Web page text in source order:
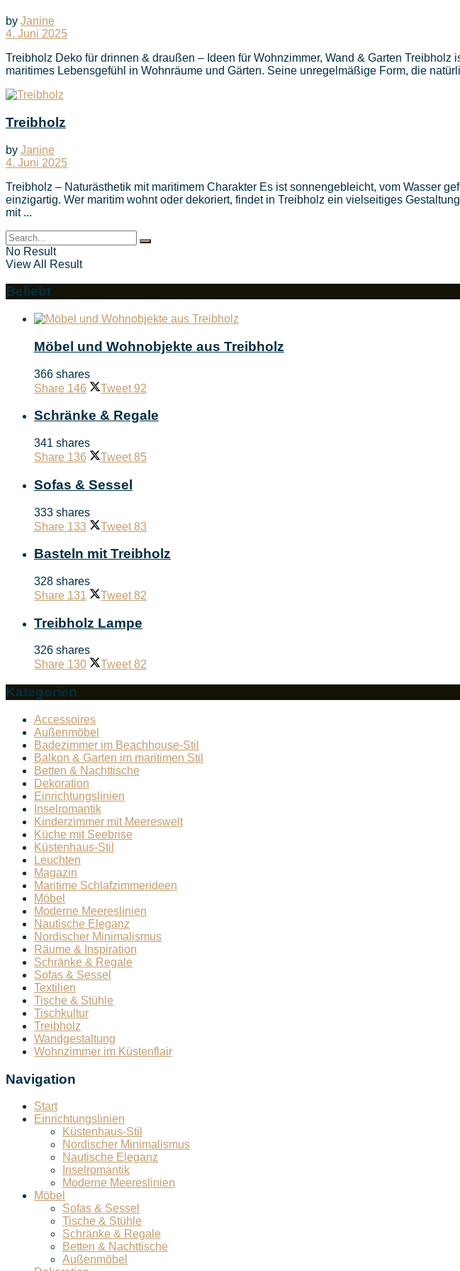
by Janine
4. Juni 2025
Treibholz Deko für drinnen & draußen – Ideen für Wohnzimmer, Wand & Garten
maritimes Lebensgefühl in Wohnräume und Gärten. Seine unregelmäßige Form, die
Treibholz
by Janine
4. Juni 2025
Treibholz – Naturästhetik mit maritimem Charakter Es ist sonnengebleicht, vom Wasser
einzigartig. Wer maritim wohnt oder dekoriert, findet in Treibholz ein vielseitiges
mit ...
No Result
View All Result
Beliebt
Möbel und Wohnobjekte aus Treibholz
366 shares
Share 146 Tweet 92
Schränke & Regale
341 shares
Share 136 Tweet 85
Sofas & Sessel
333 shares
Share 133 Tweet 83
Basteln mit Treibholz
328 shares
Share 131 Tweet 82
Treibholz Lampe
326 shares
Share 130 Tweet 82
Kategorien
Accessoires
Außenmöbel
Badezimmer im Beachhouse-Stil
Balkon & Garten im maritimen Stil
Betten & Nachttische
Dekoration
Einrichtungslinien
Inselromantik
Kinderzimmer mit Meereswelt
Küche mit Seebrise
Küstenhaus-Stil
Leuchten
Magazin
Maritime Schlafzimmerideen
Möbel
Moderne Meereslinien
Nautische Eleganz
Nordischer Minimalismus
Räume & Inspiration
Schränke & Regale
Sofas & Sessel
Textilien
Tische & Stühle
Tischkultur
Treibholz
Wandgestaltung
Wohnzimmer im Küstenflair
Navigation
Start
Einrichtungslinien
Küstenhaus-Stil
Nordischer Minimalismus
Nautische Eleganz
Inselromantik
Moderne Meereslinien
Möbel
Sofas & Sessel
Tische & Stühle
Schränke & Regale
Betten & Nachttische
Außenmöbel